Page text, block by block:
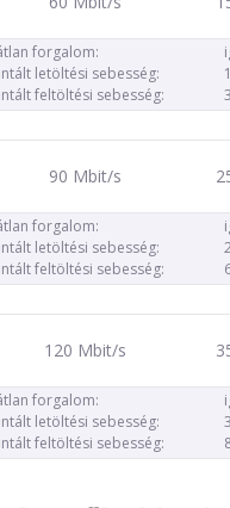
forgalom:
letöltési sebesség:
feltöltési sebesség:
90 Mbit/s
forgalom:
letöltési sebesség:
feltöltési sebesség:
120 Mbit/s
forgalom:
letöltési sebesség:
feltöltési sebesség: